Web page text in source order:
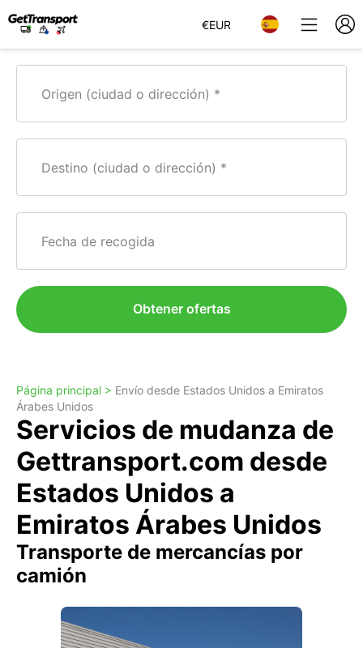
€EUR
Origen (ciudad o dirección)
Destino (ciudad o dirección)
Fecha de recogida
Obtener ofertas
Página principal > Envío desde Estados Unidos a Emiratos
Árabes Unidos
Servicios de mudanza de
Gettransport.com desde
Estados Unidos a
Emiratos Árabes Unidos
Transporte de mercancías por
camión